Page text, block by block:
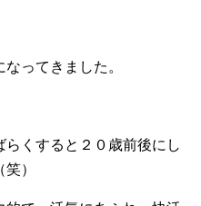
ってきました。
くすると２０歳前後にし
）